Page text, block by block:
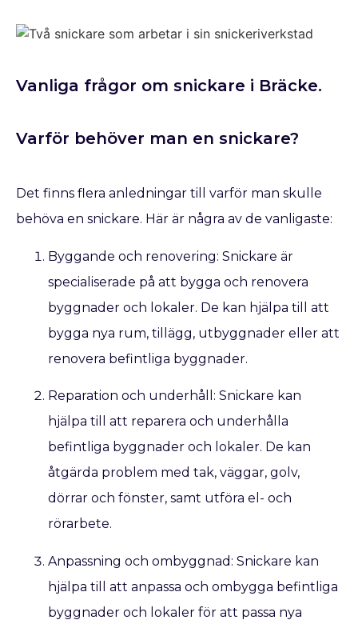
Vanliga frågor om snickare i Bräcke.
Varför behöver man en snickare?
Det finns flera anledningar till varför man skulle
behöva en snickare. Här är några av de vanligaste:
Byggande och renovering: Snickare är
specialiserade på att bygga och renovera
byggnader och lokaler. De kan hjälpa till att
bygga nya rum, tillägg, utbyggnader eller att
renovera befintliga byggnader.
Reparation och underhåll: Snickare kan
hjälpa till att reparera och underhålla
befintliga byggnader och lokaler. De kan
åtgärda problem med tak, väggar, golv,
dörrar och fönster, samt utföra el- och
rörarbete.
Anpassning och ombyggnad: Snickare kan
hjälpa till att anpassa och ombygga befintliga
byggnader och lokaler för att passa nya